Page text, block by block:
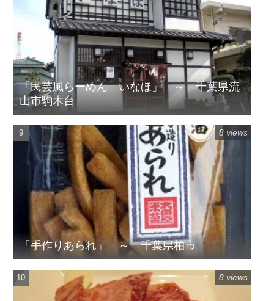
「民芸風らーめん いなほ」 ～ 千葉県流
山市駒木台
「手作りあられ」 ～ 千葉県柏市
8 views
8 views